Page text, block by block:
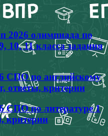
2026 олимпиада по
11 класса задания
СПО по английскому
ответы, критерии
СПО по литературе 1
критерии